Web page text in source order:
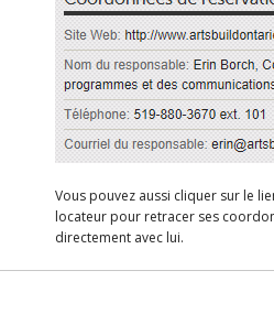
Vous pouvez aussi cliquer sur le
locateur pour retracer ses
directement avec lui.